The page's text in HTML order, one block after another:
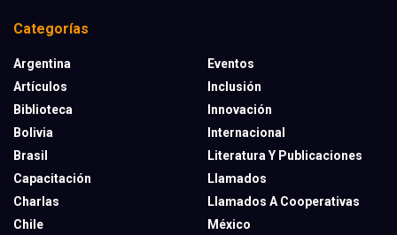
Categorías
Argentina
Artículos
Biblioteca
Bolivia
Brasil
Capacitación
Charlas
Chile
Eventos
Inclusión
Innovación
Internacional
Literatura Y Publicaciones
Llamados
Llamados A Cooperativas
México